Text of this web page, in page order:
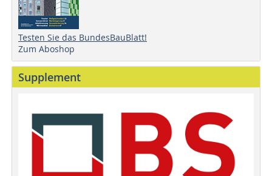
Testen Sie das BundesBauBlatt!
Zum Aboshop
Supplement